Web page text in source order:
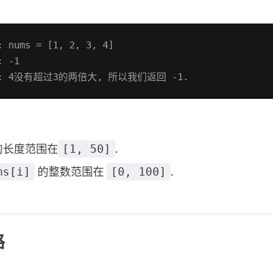
: nums = [1, 2, 3, 4]
-1
4没有超过3的两倍大, 所以我们返回 -1.
长度范围在 [1, 50] .
的整数范围在 [0, 100] .